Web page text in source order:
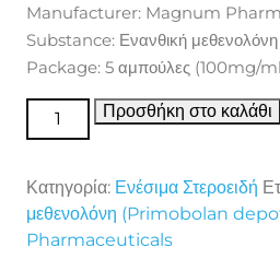
Manufacturer: Magnum
Substance: Ενανθική
Package: 5 αμπούλες (100mg/
Ενέσιμα Στεροειδή Magnum
Προσθήκη στο καλάθι
Κατηγορία: Ενέσιμα Στεροειδή
μεθενολόνη (Primobolan
Pharmaceuticals